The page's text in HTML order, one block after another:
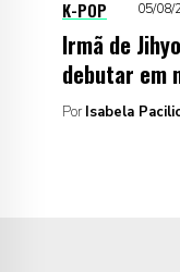
K-POP 05/08/
Irmã de
debutar em
Por Isabela